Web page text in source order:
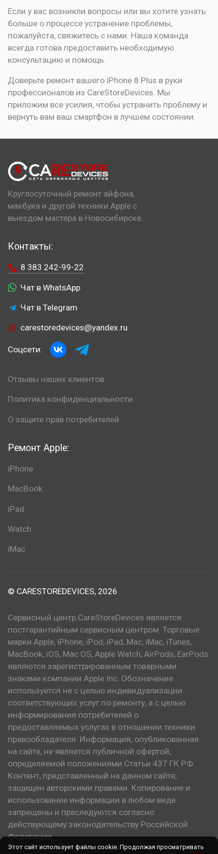
Если у вас возникли вопросы или вы хотите узнать
больше о процессе устранение проблемы,
пожалуйста, свяжитесь с нами. Наша команда
всегда готова предоставить необходимую
консультацию и помощь.
Доверьте ремонт вашего iPhone 8 Plus в руки
профессионалов из CareStoreDevices. Мы
приложим все усилия, чтобы устранить проблему и
вернуть вам ваш смартфон в лучшем состоянии.
Круглосуточный ремонт айфона,
макбука и другой техники Apple с
выездом мастера в Новосибирске.
Ремонт Apple:
iPhone
MacBook
iPad
Watch
iMac
Контакты:
8 383 242-99-22
Чат в WhatsApp
Чат в Telegram
carestoredevices@yandex.ru
Соцсети:
Отзывы наших клиентов
Политика конфиденциальности
О защите прав потребителей
© CARESTOREDEVICES, 2026
Сервисный центр CareStoreDevices является
постгарантийным сервисным центром. Торговые
марки Apple, iPhone, iPod, iPad, Mac, iMac, iTunes,
MacBook, iOS, Mac OS, Apple Watch, AirPods, EarPods
являются зарегистрированным товарными
знаками компании Apple Inc. Обозначение
используется не с целью индивидуализации
соответствующих услуг по ремонту, а с целью
информирования потребителей о
предоставляемых услугах в отношении техники
правообладателя. Информация, опубликованная
на сайте, не является публичной офертой,
определяемой положениями Статьи 437 ГК РФ.
Контент, представленный на данном сайте,
защищен авторскими правами. Копирование и
использование информации в любом виде
запрещены и преследуются согласно
действующему законодательству Российской
Федерации.
Этот сайт использует файлы cookie. Продолжая просматривать